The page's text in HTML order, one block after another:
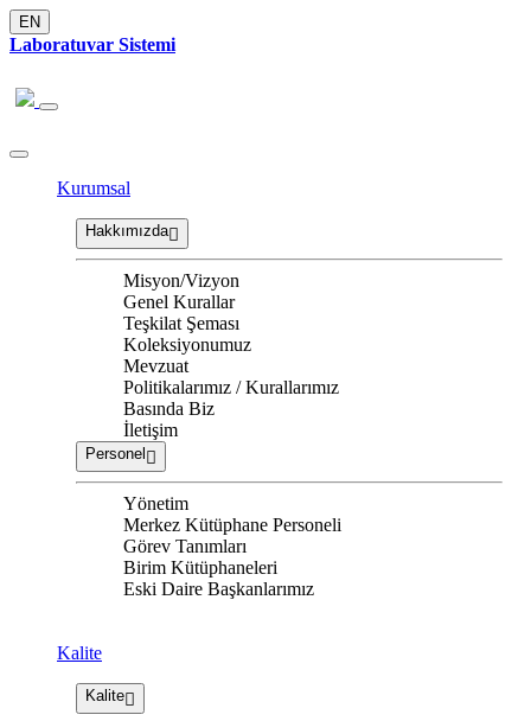
EN
Laboratuvar Sistemi
Kurumsal
Hakkımızda
Misyon/Vizyon
Genel Kurallar
Teşkilat Şeması
Koleksiyonumuz
Mevzuat
Politikalarımız / Kurallarımız
Basında Biz
İletişim
Personel
Yönetim
Merkez Kütüphane Personeli
Görev Tanımları
Birim Kütüphaneleri
Eski Daire Başkanlarımız
Kalite
Kalite